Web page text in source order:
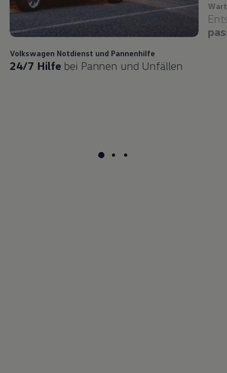
Volkswagen Notdienst und Pannenhilfe
24/7 Hilfe bei Pannen und Unfällen